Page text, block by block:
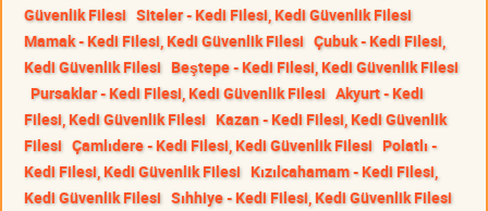
Güvenlik Filesi Siteler - Kedi Filesi, Kedi Güvenlik Filesi
Mamak - Kedi Filesi, Kedi Güvenlik Filesi Çubuk - Kedi Filesi,
Kedi Güvenlik Filesi Beştepe - Kedi Filesi, Kedi Güvenlik Filesi
Pursaklar - Kedi Filesi, Kedi Güvenlik Filesi Akyurt - Kedi
Filesi, Kedi Güvenlik Filesi Kazan - Kedi Filesi, Kedi Güvenlik
Filesi Çamlıdere - Kedi Filesi, Kedi Güvenlik Filesi Polatlı -
Kedi Filesi, Kedi Güvenlik Filesi Kızılcahamam - Kedi Filesi,
Kedi Güvenlik Filesi Sıhhiye - Kedi Filesi, Kedi Güvenlik Filesi